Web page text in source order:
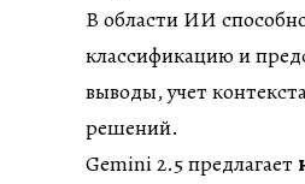
В области ИИ
классификацию и
выводы, учет
решений.
Gemini 2.5 предлагает